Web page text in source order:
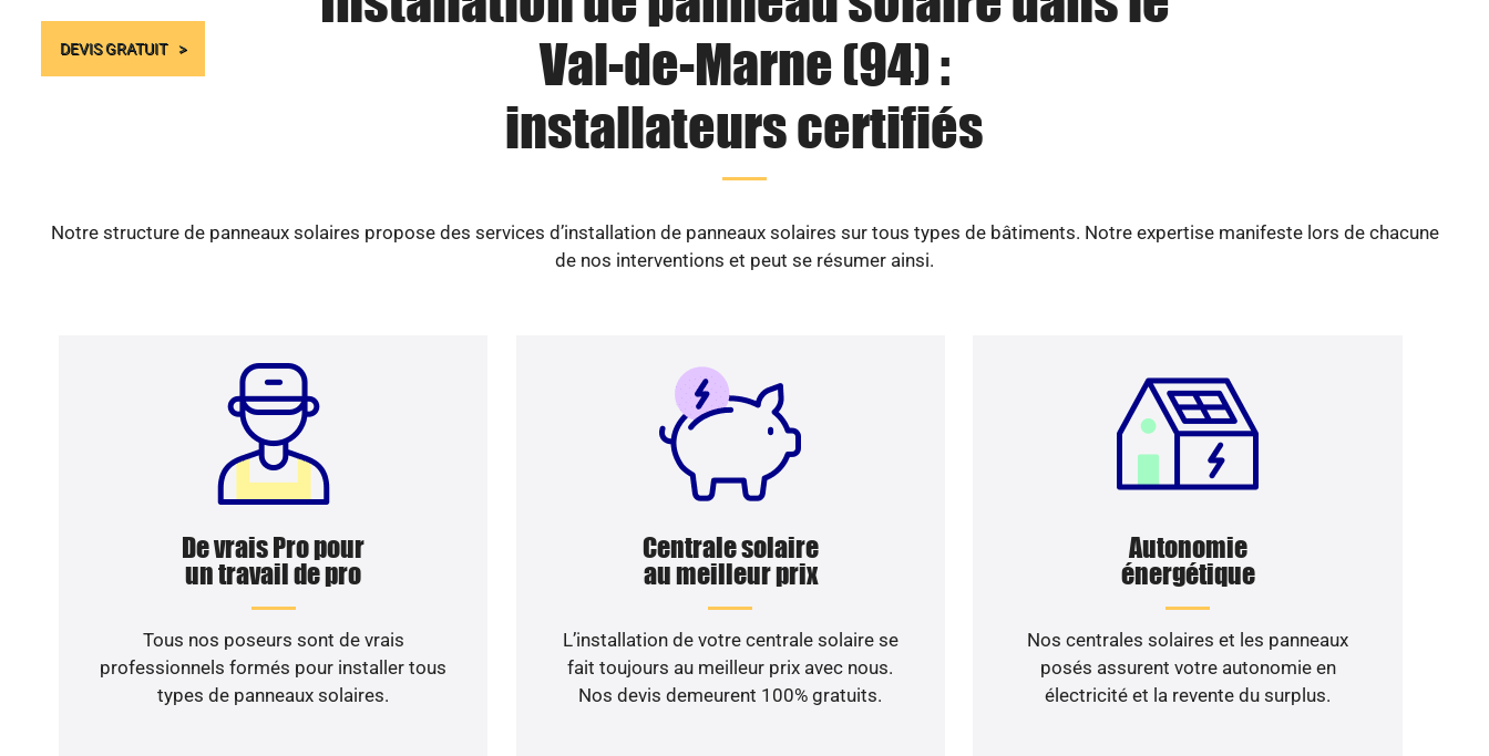
DEVIS GRATUIT
Val-de-Marne (94) :
installateurs certifiés
Notre structure de panneaux solaires propose des services d’installation de panneaux solaires sur tous types de bâtiments. Notre expertise manifeste lors de chacune
de nos interventions et peut se résumer ainsi.
De vrais Pro pour
un travail de pro
Tous nos poseurs sont de vrais
professionnels formés pour installer tous
types de panneaux solaires.
Centrale solaire
au meilleur prix
L’installation de votre centrale solaire se
fait toujours au meilleur prix avec nous.
Nos devis demeurent 100% gratuits.
Autonomie
énergétique
Nos centrales solaires et les panneaux
posés assurent votre autonomie en
électricité et la revente du surplus.